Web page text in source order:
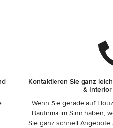
Kontaktieren Sie ganz
&
Wenn Sie gerade auf
Baufirma im Sinn haben,
Sie ganz schnell